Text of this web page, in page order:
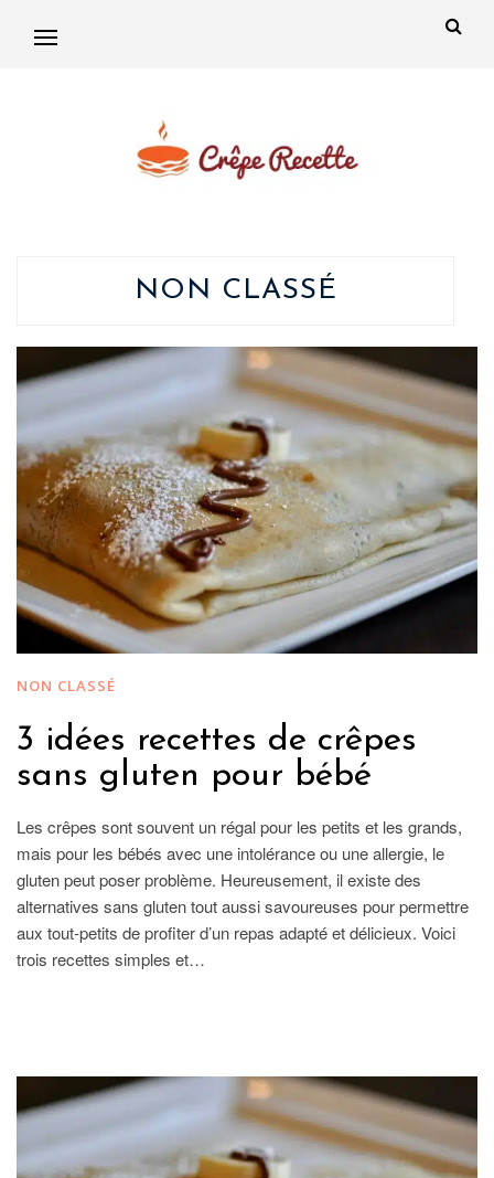
NON CLASSÉ
NON CLASSÉ
3 idées recettes de crêpes
sans gluten pour bébé
Les crêpes sont souvent un régal pour les petits et les grands,
mais pour les bébés avec une intolérance ou une allergie, le
gluten peut poser problème. Heureusement, il existe des
alternatives sans gluten tout aussi savoureuses pour permettre
aux tout-petits de profiter d’un repas adapté et délicieux. Voici
trois recettes simples et…